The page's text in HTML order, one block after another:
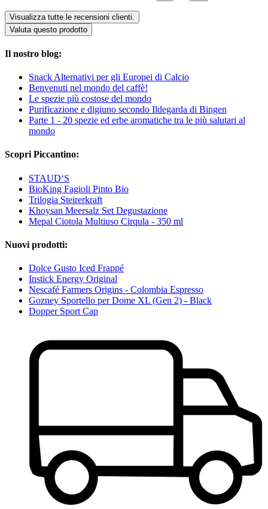
Visualizza tutte le recensioni clienti.
Valuta questo prodotto
Il nostro blog:
Snack Alternativi per gli Europei di Calcio
Benvenuti nel mondo del caffè!
Le spezie più costose del mondo
Purificazione e digiuno secondo Ildegarda di Bingen
Parte 1 - 20 spezie ed erbe aromatiche tra le più salutari al
mondo
Scopri Piccantino:
STAUD‘S
BioKing Fagioli Pinto Bio
Trilogia Steirerkraft
Khoysan Meersalz Set Degustazione
Mepal Ciotola Multiuso Cirqula - 350 ml
Nuovi prodotti:
Dolce Gusto Iced Frappé
Instick Energy Original
Nescafé Farmers Origins - Colombia Espresso
Gozney Sportello per Dome XL (Gen 2) - Black
Dopper Sport Cap